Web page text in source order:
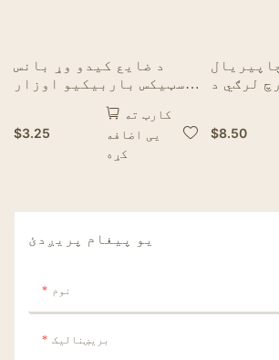
د ضایع کیدو وړ بانس
سټیکس باربیکیو اوزار
کاکټیل لرګي د پخلنځي
پارټي اوزار سکیورز
$3.25
کارټ ته
یی اضافه
کړه
لرګي د
د ضایع
میزونو
$8.50
یو پیغام پریږدئ
نوم
بریښنالیک